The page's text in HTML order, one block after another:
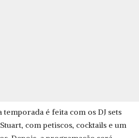
temporada é feita com os DJ sets
com petiscos, cocktails e um